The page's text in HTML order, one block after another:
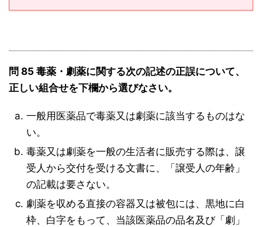
問 85 毒薬・劇薬に関する次の記述の正誤について、
正しい組合せを下欄から選びなさい。
一般用医薬品で毒薬又は劇薬に該当するものはな
い。
毒薬又は劇薬を一般の生活者に販売する際は、譲
受人から交付を受ける文書に、「譲受人の年齢」
の記載は要さない。
劇薬を収める直接の容器又は被包には、黒地に白
枠、白字をもって、当該医薬品の品名及び「劇」